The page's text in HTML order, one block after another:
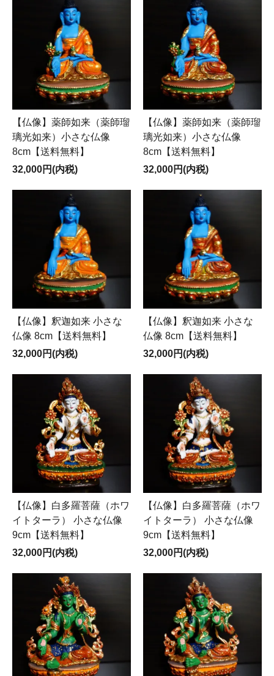
【仏像】薬師如来（薬師瑠
璃光如来）小さな仏像
8cm【送料無料】
32,000円(内税)
【仏像】薬師如来（薬師瑠
璃光如来）小さな仏像
8cm【送料無料】
32,000円(内税)
【仏像】釈迦如来 小さな
仏像 8cm【送料無料】
32,000円(内税)
【仏像】釈迦如来 小さな
仏像 8cm【送料無料】
32,000円(内税)
【仏像】白多羅菩薩（ホワ
イトターラ） 小さな仏像
9cm【送料無料】
32,000円(内税)
【仏像】白多羅菩薩（ホワ
イトターラ） 小さな仏像
9cm【送料無料】
32,000円(内税)